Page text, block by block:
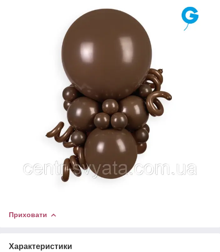
Приховати
Характеристики